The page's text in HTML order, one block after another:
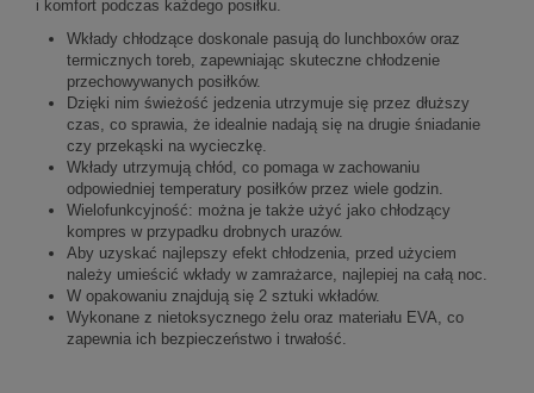
i komfort podczas każdego posiłku.
Wkłady chłodzące doskonale pasują do lunchboxów oraz
termicznych toreb, zapewniając skuteczne chłodzenie
przechowywanych posiłków.
Dzięki nim świeżość jedzenia utrzymuje się przez dłuższy
czas, co sprawia, że idealnie nadają się na drugie śniadanie
czy przekąski na wycieczkę.
Wkłady utrzymują chłód, co pomaga w zachowaniu
odpowiedniej temperatury posiłków przez wiele godzin.
Wielofunkcyjność: można je także użyć jako chłodzący
kompres w przypadku drobnych urazów.
Aby uzyskać najlepszy efekt chłodzenia, przed użyciem
należy umieścić wkłady w zamrażarce, najlepiej na całą noc.
W opakowaniu znajdują się 2 sztuki wkładów.
Wykonane z nietoksycznego żelu oraz materiału EVA, co
zapewnia ich bezpieczeństwo i trwałość.